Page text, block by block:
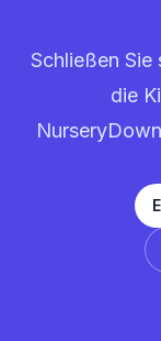
Schließen Sie
die